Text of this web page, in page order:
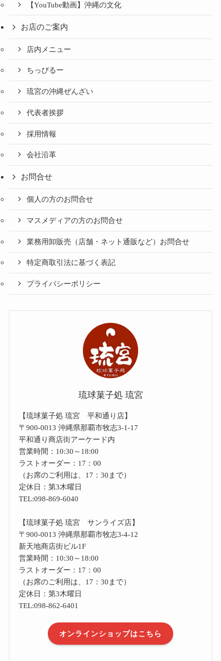
【YouTube動画】沖縄の文化
お店のご案内
店内メニュー
ちっぴるー
琉宮の沖縄ぜんざい
代表者挨拶
採用情報
会社沿革
お問合せ
個人の方のお問合せ
マスメディアの方のお問合せ
業務用卸販売（店舗・ネット通販など）お問合せ
特定商取引法に基づく表記
プライバシーポリシー
琉球菓子処 琉宮
【琉球菓子処 琉宮 平和通り店】
〒900-0013 沖縄県那覇市牧志3-1-17
平和通り商店街アーケード内
営業時間：10:30～18:00
ラストオーダー：17：00
（お席のご利用は、17：30まで）
定休日：第3木曜日
TEL:098-869-6040
【琉球菓子処 琉宮 サンライズ店】
〒900-0013 沖縄県那覇市牧志3-4-12
新天地商店街ビル1F
営業時間：10:30～18:00
ラストオーダー：17：00
（お席のご利用は、17：30まで）
定休日：第3木曜日
TEL:098-862-6401
オンラインショップはこちら